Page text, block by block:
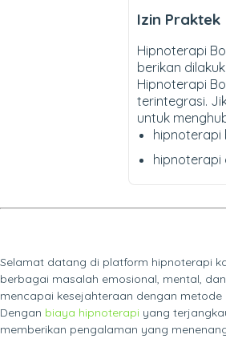
Izin Praktek
Hipnoterapi
berikan
Hipnoterapi
terintegrasi.
untuk
hipnoterapi
hipnoterapi
Selamat datang di platform hipnoterapi
berbagai masalah emosional, mental,
mencapai kesejahteraan dengan
Dengan biaya hipnoterapi yang
memberikan pengalaman yang